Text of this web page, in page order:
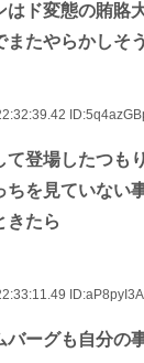
はド変態の賄賂
またやらかしそう
て登場したつも
ちを見ていない
きたら
バーグも自分の